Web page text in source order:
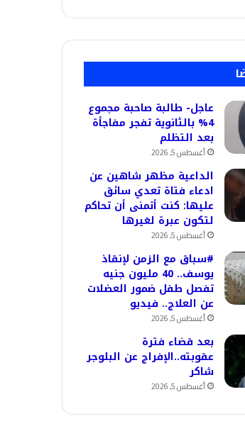
عاجل- طالبة صاحبة مجموع
4% بالثانوية تفجر مفاجأة
بعد التظلم
أغسطس 5, 2026
الداعية مظهر شاهين عن
ادعاء فتاة تعدي سائق
عليها: كنت أتمنى أن تحاكم
لتكون عبرة لغيرها
أغسطس 5, 2026
#سباق مع الزمن لإنقاذ
يوسف.. 40 مليون جنيه
تفصل طفل ضمور العضلات
عن العلاج.. فيديو
أغسطس 5, 2026
بعد قضاء فترة
عقوبته..الإفراج عن البلوجر
شاكر
أغسطس 5, 2026